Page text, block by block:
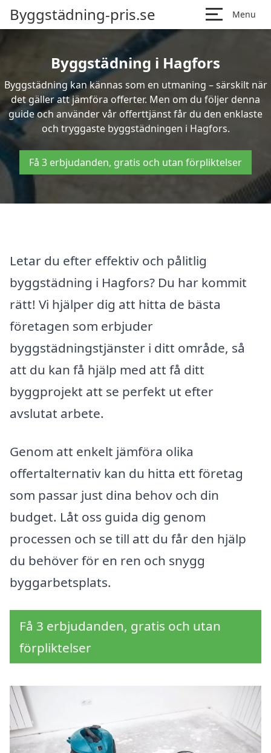
Byggstädning-pris.se Menu
Byggstädning i Hagfors
Byggstädning kan kännas som en utmaning – särskilt när
det gäller att jämföra offerter. Men om du följer denna
guide och använder vår offerttjänst får du den enklaste
och tryggaste byggstädningen i Hagfors.
Få 3 erbjudanden, gratis och utan förpliktelser
Letar du efter effektiv och pålitlig
byggstädning i Hagfors? Du har kommit
rätt! Vi hjälper dig att hitta de bästa
företagen som erbjuder
byggstädningstjänster i ditt område, så
att du kan få hjälp med att få ditt
byggprojekt att se perfekt ut efter
avslutat arbete.
Genom att enkelt jämföra olika
offertalternativ kan du hitta ett företag
som passar just dina behov och din
budget. Låt oss guida dig genom
processen och se till att du får den hjälp
du behöver för en ren och snygg
byggarbetsplats.
Få 3 erbjudanden, gratis och utan
förpliktelser